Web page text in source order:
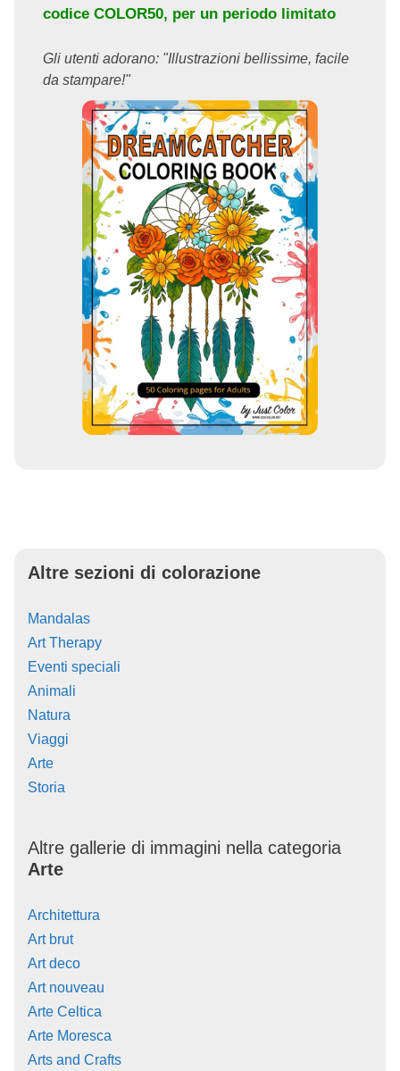
codice COLOR50, per un periodo limitato
Gli utenti adorano: "Illustrazioni bellissime, facile
da stampare!"
Altre sezioni di colorazione
Mandalas
Art Therapy
Eventi speciali
Animali
Natura
Viaggi
Arte
Storia
Altre gallerie di immagini nella categoria
Arte
Architettura
Art brut
Art deco
Art nouveau
Arte Celtica
Arte Moresca
Arts and Crafts